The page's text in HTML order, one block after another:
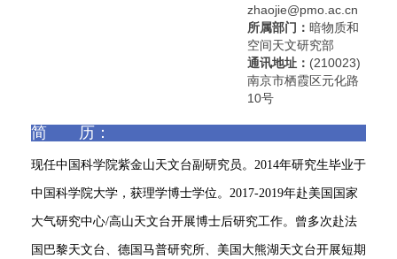
zhaojie@pmo.ac.cn
所属部门： 暗物质和
空间天文研究部
通讯地址： (210023)
南京市栖霞区元化路
10号
简 历：
现任中国科学院紫金山天文台副研究员。2014年研究生毕业于
中国科学院大学，获理学博士学位。2017-2019年赴美国国家
大气研究中心/高山天文台开展博士后研究工作。曾多次赴法
国巴黎天文台、德国马普研究所、美国大熊湖天文台开展短期